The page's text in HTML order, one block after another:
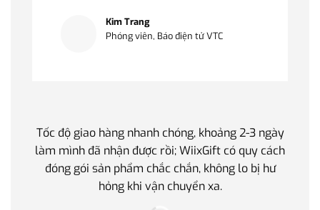
Kim Trang
Phóng viên, Báo điện tử VTC
Tốc độ giao hàng nhanh chóng, khoảng 2-3 ngày
làm mình đã nhận được rồi; WiixGift có quy cách
đóng gói sản phẩm chắc chắn, không lo bị hư
hỏng khi vận chuyển xa.